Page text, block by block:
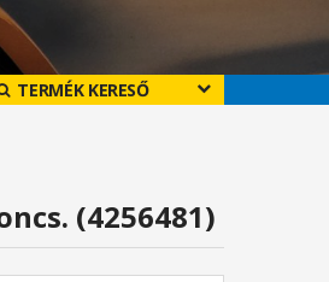
TERMÉK KERESŐ
(4256481)